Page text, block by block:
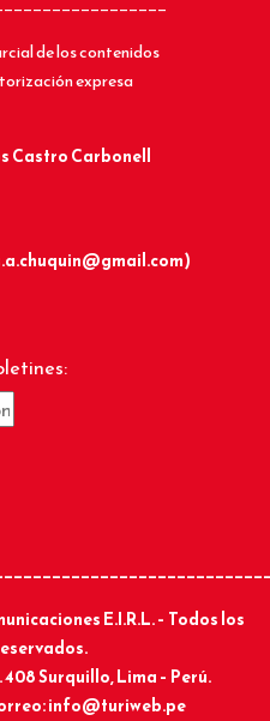
de los contenidos
expresa
Castro Carbonell
E.I.R.L. – Todos los
Surquillo, Lima – Perú.
info@turiweb.pe